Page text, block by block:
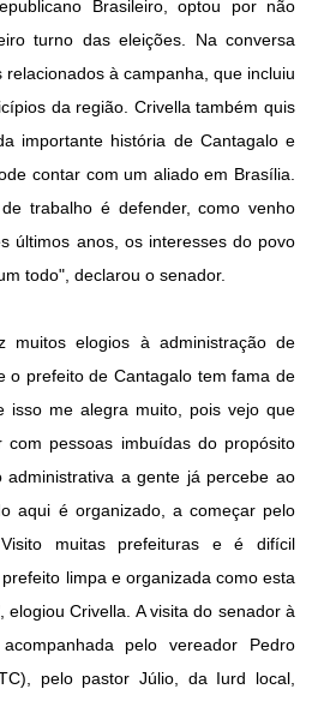
Brasileiro, optou por não
turno das eleições. Na conversa
à campanha, que incluiu
da região. Crivella também quis
importante história de Cantagalo e
contar com um aliado em Brasília.
trabalho é defender, como venho
últimos anos, os interesses do povo
todo", declarou o senador.
muitos elogios à administração de
o prefeito de Cantagalo tem fama de
isso me alegra muito, pois vejo que
com pessoas imbuídas do propósito
administrativa a gente já percebe ao
aqui é organizado, a começar pelo
muitas prefeituras e é difícil
limpa e organizada como esta
elogiou Crivella. A visita do senador à
pelo vereador Pedro
pelo pastor Júlio, da Iurd local,